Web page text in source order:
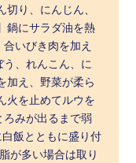
り、にんじん、
鍋にサラダ油を熱
いびき肉を加え
、れんこん、に
加え、野菜が柔ら
火を止めてルウを
ろみが出るまで弱
飯とともに盛り付
が多い場合は取り